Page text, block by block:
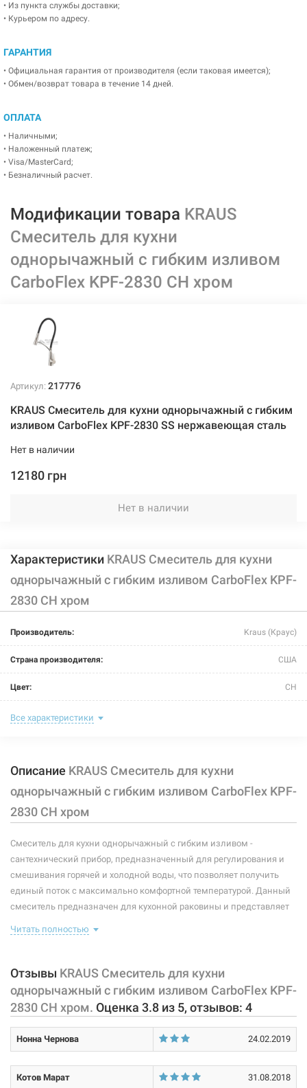
• Из пункта службы доставки;
• Курьером по адресу.
ГАРАНТИЯ
• Официальная гарантия от производителя (если таковая имеется);
• Обмен/возврат товара в течение 14 дней.
ОПЛАТА
• Наличными;
• Наложенный платеж;
• Visa/MasterCard;
• Безналичный расчет.
Модификации товара KRAUS
Смеситель для кухни
однорычажный с гибким изливом
CarboFlex KPF-2830 CH хром
Артикул: 217776
KRAUS Смеситель для кухни однорычажный с гибким
изливом CarboFlex KPF-2830 SS нержавеющая сталь
Нет в наличии
12180 грн
Нет в наличии
Характеристики KRAUS Смеситель для кухни
однорычажный с гибким изливом CarboFlex KPF-
2830 CH хром
Производитель: Kraus (Краус)
Страна производителя: США
Цвет: CH
Назначение смесителя:
Тип конструкции: с гибким изливом
Тип смесителя (крана): однорычажный
Материал корпуса смесителя (крана): латунь
Тип излива: высокий поворотный
Способ монтажа: вертикальный на раковину
Тип затворной части:
Все характеристики
Описание KRAUS Смеситель для кухни
однорычажный с гибким изливом CarboFlex KPF-
2830 CH хром
Смеситель для кухни однорычажный с гибким изливом -
сантехнический прибор, предназначенный для регулирования и
смешивания горячей и холодной воды, что позволяет получить
единый поток с максимально комфортной температурой. Данный
смеситель предназначен для кухонной раковины и представляет
рычага, позволяющего "запоминать" температуру воды,
подводки, крепление.
Диаметр монтажного отверстия смесителя - 35 мм. Смеситель
вращается на 180°. В корпус встроен гибкий шланг длиной 61 см.
Лейка с переключателем струя/душ. Высота смесителя - 52,4 см.
Характеристики и конфигурация изделия, а также комплектация
внесенные производителем изменения, магазин ответственности
Читать полностью
Отзывы KRAUS Смеситель для кухни
однорычажный с гибким изливом CarboFlex KPF-
2830 CH хром. Оценка 3.8 из 5, отзывов: 4
Нонна Чернова 24.02.2019
Котов Марат 31.08.2018